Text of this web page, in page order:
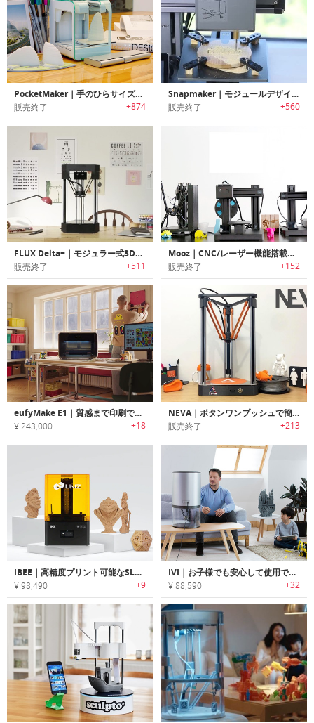
PocketMaker｜手のひらサイズのポータブル3Dプリンター「ポケットメーカー」
販売終了 +874
Snapmaker｜モジュールデザインオールメタルデスクトップ3Dプリンター「スナップメーカー」
販売終了 +560
FLUX Delta+｜モジュラー式3Dプリンター
販売終了 +511
Mooz｜CNC/レーザー機能搭載オールインワンの高精度３Dプリンター「ムーズ」
販売終了 +152
eufyMake E1｜質感まで印刷できる！高精細3Dプリンター
¥ 243,000 +18
NEVA｜ボタンワンプッシュで簡単に操作可能な3Dプリンター「ネヴァ」
販売終了 +213
IBEE｜高精度プリント可能なSLAテクノロジー搭載LCD-SLA 3Dプリンター「アイビー」
¥ 98,490 +9
IVI｜お子様でも安心して使用できる3-in-1クローズループ3Dプリンター「アイヴィー」
¥ 88,590 +32